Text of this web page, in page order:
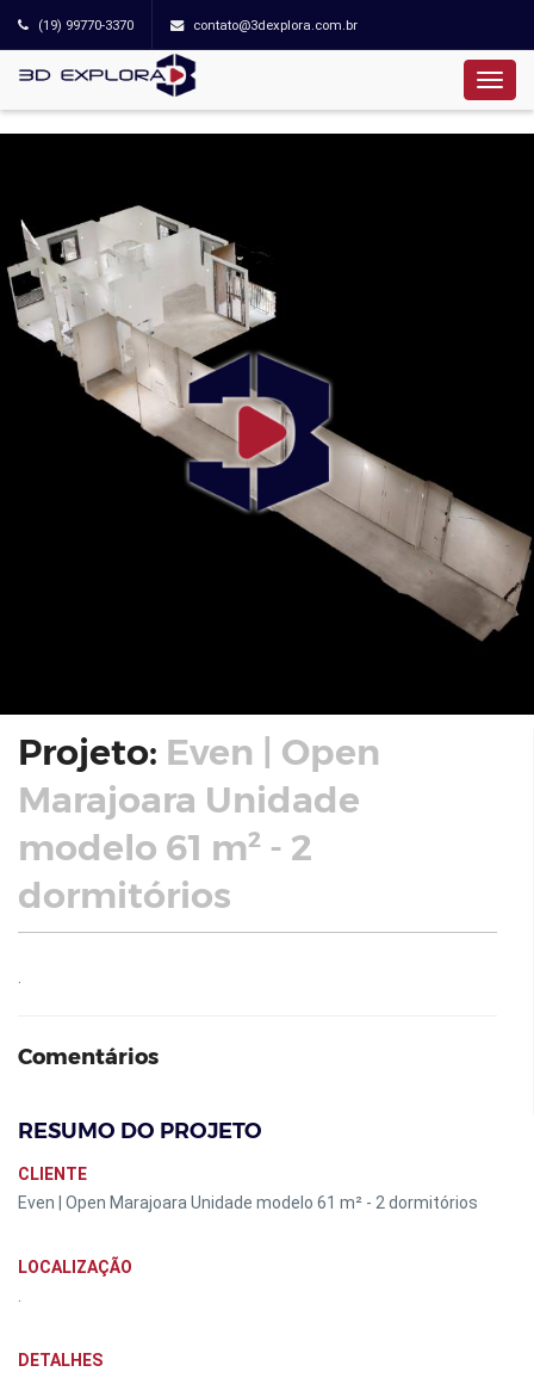
(19) 99770-3370 contato@3dexplora.com.br
Projeto: Even | Open
Marajoara Unidade
modelo 61 m² - 2
dormitórios
Comentários
RESUMO DO PROJETO
CLIENTE
Even | Open Marajoara Unidade modelo 61 m² - 2 dormitórios
LOCALIZAÇÃO
DETALHES